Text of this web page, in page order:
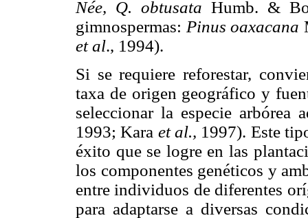
Née, Q. obtusata Humb. &
gimnospermas: Pinus oaxacana
et al., 1994).
Si se requiere reforestar,
taxa de origen geográfico y
seleccionar la especie arbórea
1993; Kara et al., 1997). Este
éxito que se logre en las
los componentes genéticos y
entre individuos de diferentes
para adaptarse a diversas